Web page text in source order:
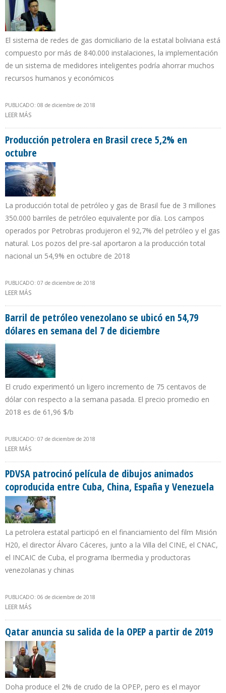
El sistema de redes de gas domiciliario de la estatal boliviana está
compuesto por más de 840.000 instalaciones, la implementación
de un sistema de medidores inteligentes podría ahorrar muchos
recursos humanos y económicos
PUBLICADO: 08 de diciembre de 2018
LEER MÁS
Producción petrolera en Brasil crece 5,2% en
octubre
La producción total de petróleo y gas de Brasil fue de 3 millones
350.000 barriles de petróleo equivalente por día. Los campos
operados por Petrobras produjeron el 92,7% del petróleo y el gas
natural. Los pozos del pre-sal aportaron a la producción total
nacional un 54,9% en octubre de 2018
PUBLICADO: 07 de diciembre de 2018
LEER MÁS
Barril de petróleo venezolano se ubicó en 54,79
dólares en semana del 7 de diciembre
El crudo experimentó un ligero incremento de 75 centavos de
dólar con respecto a la semana pasada. El precio promedio en
2018 es de 61,96 $/b
PUBLICADO: 07 de diciembre de 2018
LEER MÁS
PDVSA patrocinó película de dibujos animados
coproducida entre Cuba, China, España y Venezuela
La petrolera estatal participó en el financiamiento del film Misión
H20, el director Álvaro Cáceres, junto a la Villa del CINE, el CNAC,
el INCAIC de Cuba, el programa Ibermedia y productoras
venezolanas y chinas
PUBLICADO: 06 de diciembre de 2018
LEER MÁS
Qatar anuncia su salida de la OPEP a partir de 2019
Doha produce el 2% de crudo de la OPEP, pero es el mayor